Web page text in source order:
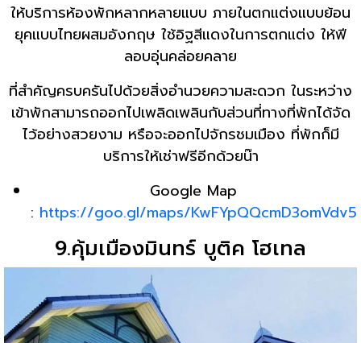
ให้บริการห้องพักหลากหลายแบบ ภายในตกแต่งแบบย้อน
ยุคแบบไทยผสมอังกฤษ ใช้อิฐสีแดงในการตกแต่ง ให้ฟี
ลอบอุ่นคล่อยคลาย
ที่สำคัญครบครันไปด้วยสิ่งอำนวยความสะดวก ในระหว่าง
เข้าพักสามารถออกไปเพลิดเพลินกับส่วนที่ทางที่พักได้จัด
ไว้อย่างสวยงาม หรือจะออกไปจักรชมเมือง ที่พักก็มี
บริการให้เช่าฟรีอีกด้วยน๊า
Google Map
: https://goo.gl/maps/KwFYpQQcmD3omVdv5
9.คุ้มเมืองมินทร์ บูติค โฮเทล